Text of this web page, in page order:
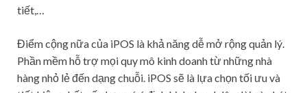
tiết,…
Điểm cộng nữa của iPOS là khả năng dễ mở rộng quản lý.
Phần mềm hỗ trợ mọi quy mô kinh doanh từ những nhà
hàng nhỏ lẻ đến dạng chuỗi. iPOS sẽ là lựa chọn tối ưu và